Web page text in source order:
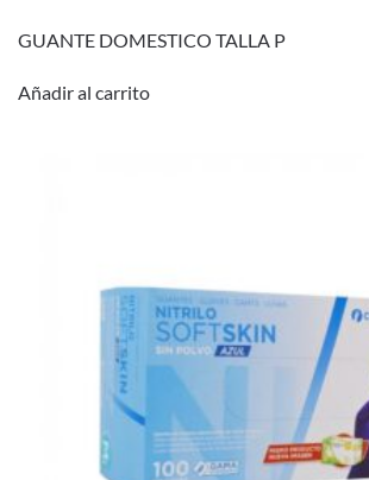
GUANTE DOMESTICO TALLA P
Añadir al carrito